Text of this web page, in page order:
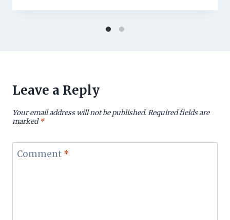
Leave a Reply
Your email address will not be published.Required fields are
marked*
Comment *